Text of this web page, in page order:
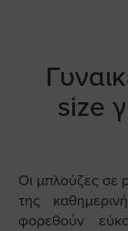
size
Οι μπλούζες σε
της
φορεθούν